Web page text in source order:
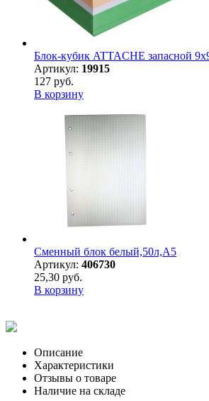
Блок-кубик ATTACHE запасной
Артикул: 19915
127 руб.
В корзину
Сменный блок белый,50л,А5
Артикул: 406730
25,30 руб.
В корзину
Описание
Характеристики
Отзывы о товаре
Наличие на складе